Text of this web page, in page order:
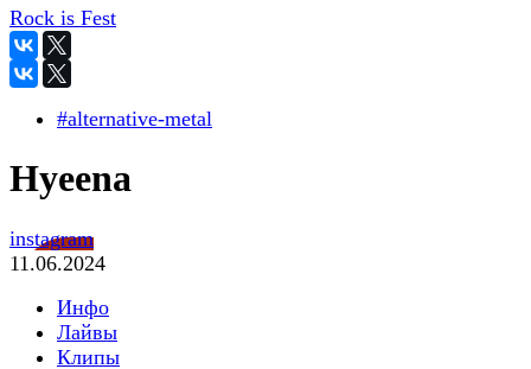
Rock is Fest
#alternative-metal
Hyeena
instagram
11.06.2024
Инфо
Лайвы
Клипы